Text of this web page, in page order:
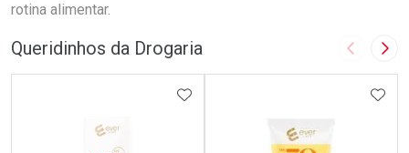
rotina alimentar.
Queridinhos da Drogaria Imagem
ADICIONAR AOS FAVORITOS